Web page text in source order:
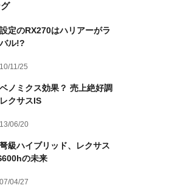
定のRX270はハリアーがラ
ル!?
11/25
ノミクス効果？ 売上絶好調
クサスIS
06/20
級ハイブリッド、レクサス
の未来
04/27